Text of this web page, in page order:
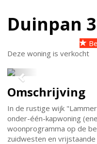
Duinpan 3
Deze woning is verkocht
Previous
Omschrijving
In de rustige wijk
onder-één-kapwoning
woonprogramma op de
zuidwesten en